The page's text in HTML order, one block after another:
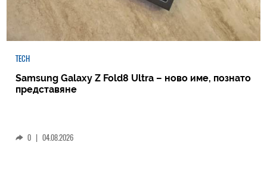
TECH
Samsung Galaxy Z Fold8 Ultra – ново име, познато
представяне
0 | 04.08.2026